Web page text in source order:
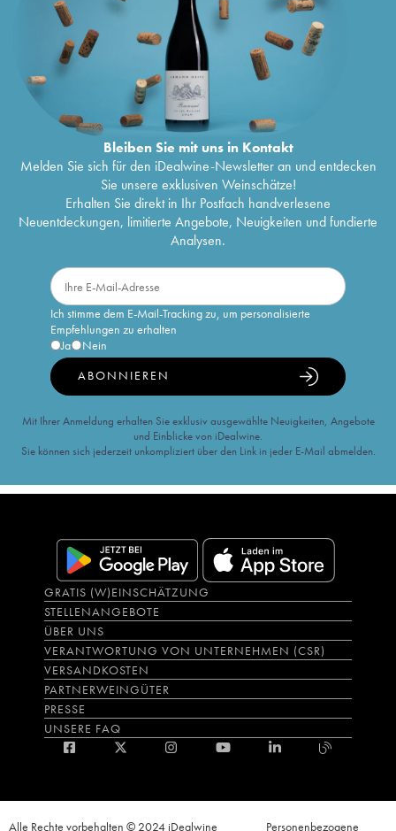
Bleiben Sie mit uns in Kontakt
Melden Sie sich für den iDealwine-Newsletter an und entdecken
Sie unsere exklusiven Weinschätze!
Erhalten Sie direkt in Ihr Postfach handverlesene
Neuentdeckungen, limitierte Angebote, Neuigkeiten und fundierte
Analysen.
Ich stimme dem E-Mail-Tracking zu, um personalisierte
Empfehlungen zu erhalten
Ja
Nein
ABONNIEREN
Mit Ihrer Anmeldung erhalten Sie exklusiv ausgewählte Neuigkeiten, Angebote
und Einblicke von iDealwine.
Sie können sich jederzeit unkompliziert über den Link in jeder E-Mail abmelden.
GRATIS (W)EINSCHÄTZUNG
STELLENANGEBOTE
ÜBER UNS
VERANTWORTUNG VON UNTERNEHMEN (CSR)
VERSANDKOSTEN
PARTNERWEINGÜTER
PRESSE
UNSERE FAQ
Alle Rechte vorbehalten © 2024 iDealwine Personenbezogene